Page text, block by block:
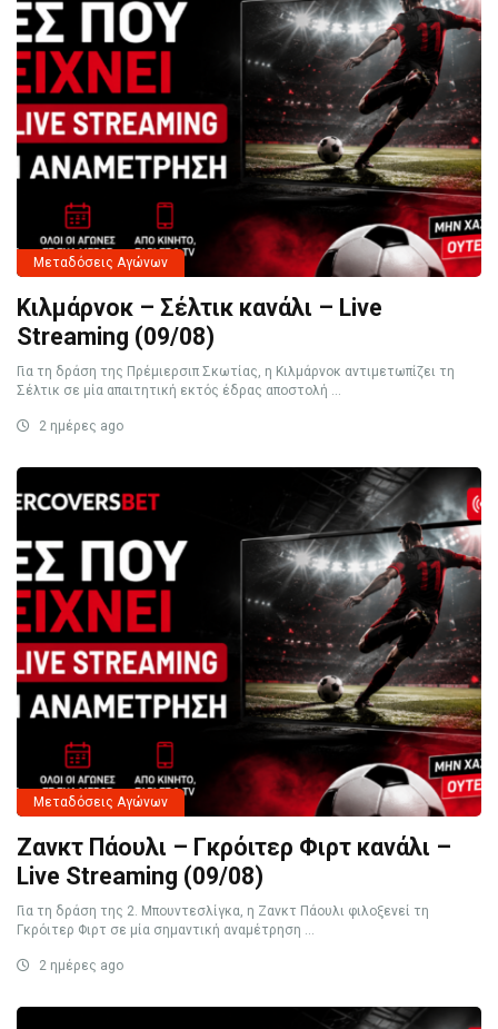
Μεταδόσεις Αγώνων
Κιλμάρνοκ – Σέλτικ κανάλι – Live
Streaming (09/08)
Για τη δράση της Πρέμιερσιπ Σκωτίας, η Κιλμάρνοκ αντιμετωπίζει τη
Σέλτικ σε μία απαιτητική εκτός έδρας αποστολή ...
2 ημέρες ago
Μεταδόσεις Αγώνων
Ζανκτ Πάουλι – Γκρόιτερ Φιρτ κανάλι –
Live Streaming (09/08)
Για τη δράση της 2. Μπουντεσλίγκα, η Ζανκτ Πάουλι φιλοξενεί τη
Γκρόιτερ Φιρτ σε μία σημαντική αναμέτρηση ...
2 ημέρες ago